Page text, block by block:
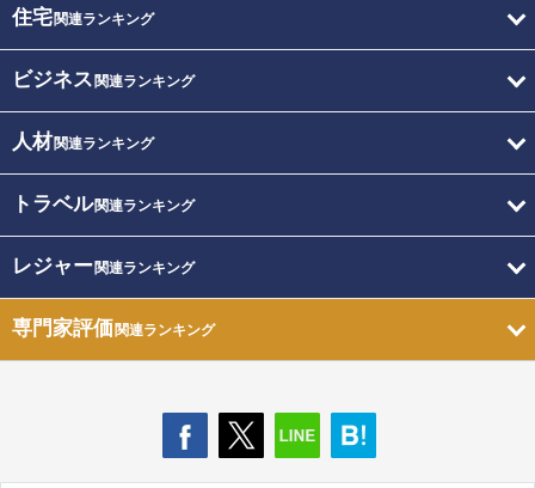
住宅関連ランキング
ビジネス 関連ランキング
人材関連ランキング
トラベル関連ランキング
レジャー関連ランキング
専門家評価関連ランキング